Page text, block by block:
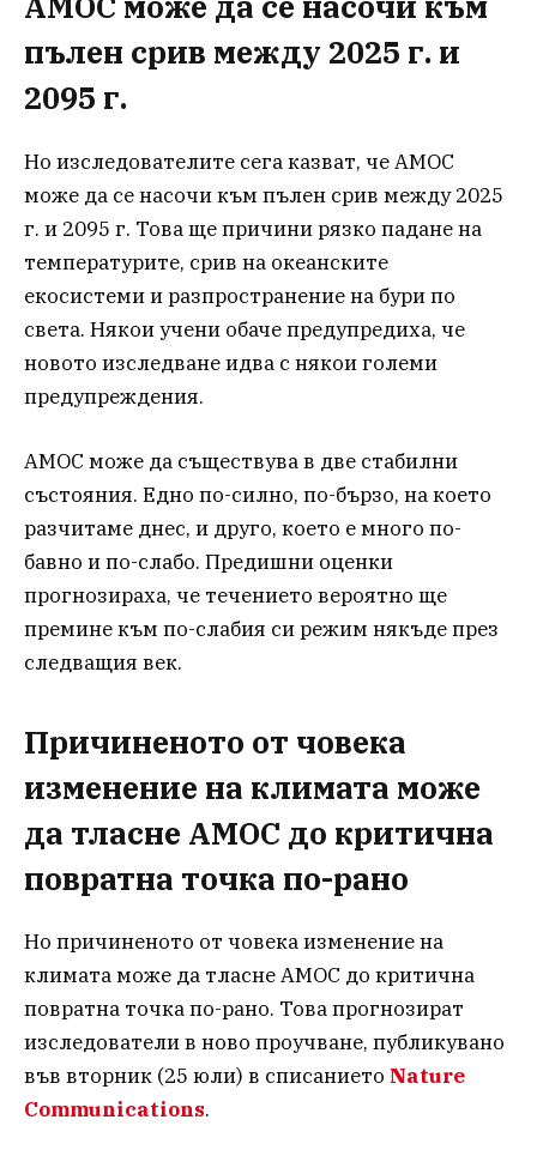
пълен срив между 2025 г. и
2095 г.
Но изследователите сега казват, че AMOC
може да се насочи към пълен срив между 2025
г. и 2095 г. Това ще причини рязко падане на
температурите, срив на океанските
екосистеми и разпространение на бури по
света. Някои учени обаче предупредиха, че
новото изследване идва с някои големи
предупреждения.
AMOC може да съществува в две стабилни
състояния. Едно по-силно, по-бързо, на което
разчитаме днес, и друго, което е много по-
бавно и по-слабо. Предишни оценки
прогнозираха, че течението вероятно ще
премине към по-слабия си режим някъде през
следващия век.
Причиненото от човека
изменение на климата може
да тласне AMOC до критична
повратна точка по-рано
Но причиненото от човека изменение на
климата може да тласне AMOC до критична
повратна точка по-рано. Това прогнозират
изследователи в ново проучване, публикувано
във вторник (25 юли) в списанието Nature
Communications.